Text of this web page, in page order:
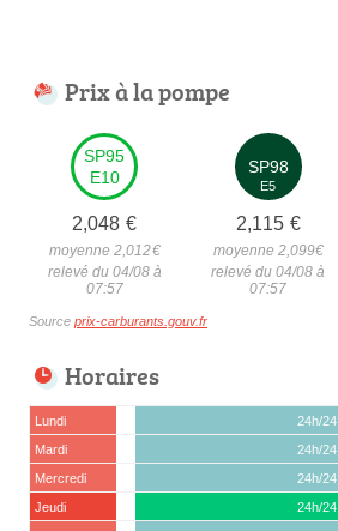
Prix à la pompe
SP95
E10
2,048 €
moyenne 2,012€
relevé du 04/08 à
07:57
SP98
E5
2,115 €
moyenne 2,099€
relevé du 04/08 à
07:57
Source prix-carburants.gouv.fr
Horaires
Lundi
24h/24
Mardi
24h/24
Mercredi
24h/24
Jeudi
24h/24